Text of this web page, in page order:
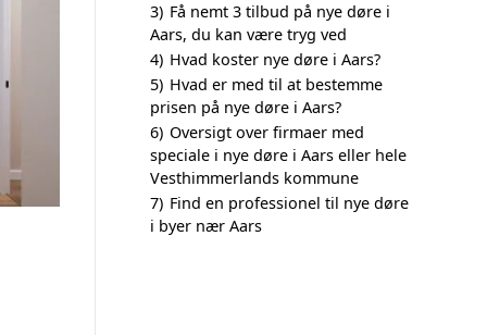
3) Få nemt 3 tilbud på nye døre i
Aars, du kan være tryg ved
4) Hvad koster nye døre i Aars?
5) Hvad er med til at bestemme
prisen på nye døre i Aars?
6) Oversigt over firmaer med
speciale i nye døre i Aars eller hele
Vesthimmerlands kommune
7) Find en professionel til nye døre
i byer nær Aars